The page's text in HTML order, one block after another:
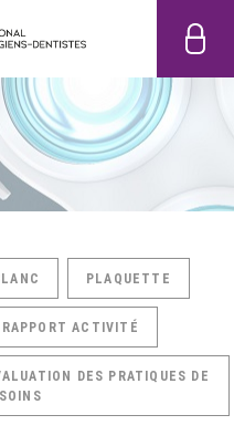
PLAQUETTE
RAPPORT ACTIVITÉ
DES PRATIQUES DE